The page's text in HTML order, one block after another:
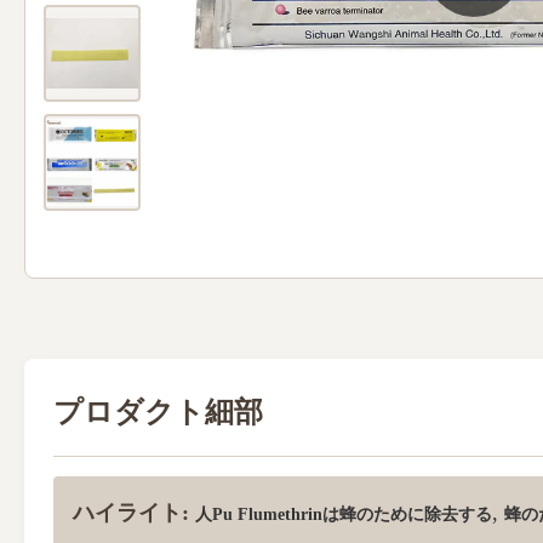
プロダクト細部
ハイライト: 人Pu Flumethrinは蜂のために除去する, 蜂の